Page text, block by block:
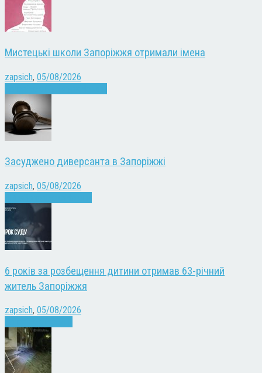
Мистецькі школи Запоріжжя отримали імена
zapsich, 05/08/2026
Засуджено диверсанта в Запоріжжі
zapsich, 05/08/2026
6 років за розбещення дитини отримав 63-річний
житель Запоріжжя
zapsich, 05/08/2026